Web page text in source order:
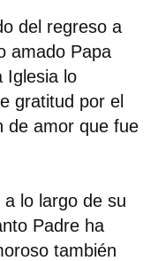
del regreso a
amado Papa
Iglesia lo
gratitud por el
de amor que fue
lo largo de su
Padre ha
también